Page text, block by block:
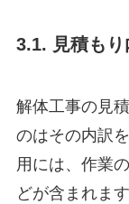
3.1. 見積も
解体工事の見
のはその内訳
用には、作業
どが含まれま